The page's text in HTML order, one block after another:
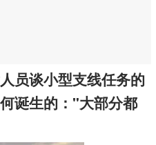
员谈小型支线任务的
诞生的："大部分都